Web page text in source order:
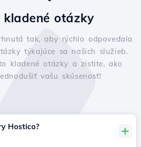
kladené otázky
tak, aby rýchlo odpovedala
týkajúce sa našich služieb.
kladené otázky a zistite, ako
vašu skúsenosť!
Hostico?